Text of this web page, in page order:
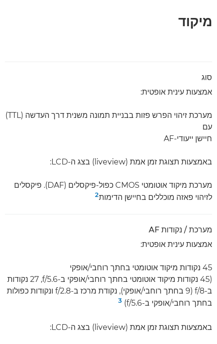
מיקוד
סוג
אמצעות עינית אופטית:
מערכת זיהוי הפרש פזות בבניית תמונה משנית דרך העדשה (TTL)
עם
חיישן ייעודי-AF
באמצעות תצוגת זמן אמת (liveview) בצג ה-LCD:
מערכת מיקוד אוטומטי CMOS כפול-פיקסלים (DAF). פיקסלים
לזיהוי פאזה מוכללים בחיישן הדימות2
מערכת / נקודות AF
אמצעות עינית אופטית:
45 נקודות מיקוד אוטומטי בחתך רוחבי/אופקי
(45 נקודות מיקוד אוטומטי בחתך רוחבי/אופקי ב-f/5.6, ‏27 נקודות
ב-f/8 ‏(9 בחתך רוחבי/אופקי), נקודת מרכז ב-f/2.8 ונקודות כפולות
בחתך רוחבי/אופקי ב-f/5.6)
3
באמצעות תצוגת זמן אמת (liveview) בצג ה-LCD: